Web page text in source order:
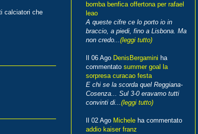
calciatori che
bomba benfica offertona per rafael
leao
A queste cifre ce lo porto io in
braccio, a piedi, fino a Lisbona. Ma
non credo...(leggi tutto)
Il 06 Ago DenisBergamini ha
commentato summer goal la
sorpresa curacao festa
E chi se la scorda quel Reggiana-
Cosenza... Sul 3-0 eravamo tutti
convinti di...(leggi tutto)
Il 02 Ago Michele ha commentato
addio kaiser franz